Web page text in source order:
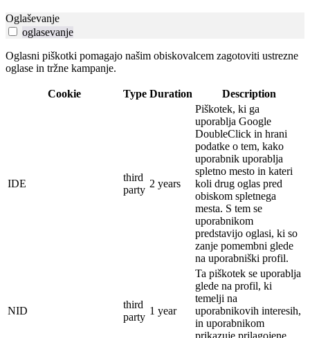
Oglaševanje
oglasevanje
Oglasni piškotki pomagajo našim obiskovalcem zagotoviti ustrezne
oglase in tržne kampanje.
Cookie Type Duration Description
IDE
third
party
2 years
Piškotek, ki ga
uporablja Google
DoubleClick in hrani
podatke o tem, kako
uporabnik uporablja
spletno mesto in kateri
koli drug oglas pred
obiskom spletnega
mesta. S tem se
uporabnikom
predstavijo oglasi, ki so
zanje pomembni glede
na uporabniški profil.
NID
third
party
1 year
Ta piškotek se uporablja
glede na profil, ki
temelji na
uporabnikovih interesih,
in uporabnikom
prikazuje prilagojene